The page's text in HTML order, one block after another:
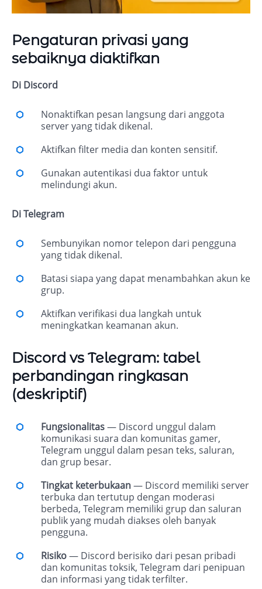
Pengaturan privasi yang
sebaiknya diaktifkan
Di Discord
Nonaktifkan pesan langsung dari anggota
server yang tidak dikenal.
Aktifkan filter media dan konten sensitif.
Gunakan autentikasi dua faktor untuk
melindungi akun.
Di Telegram
Sembunyikan nomor telepon dari pengguna
yang tidak dikenal.
Batasi siapa yang dapat menambahkan akun ke
grup.
Aktifkan verifikasi dua langkah untuk
meningkatkan keamanan akun.
Discord vs Telegram: tabel
perbandingan ringkasan
(deskriptif)
Fungsionalitas— Discord unggul dalam
komunikasi suara dan komunitas gamer,
Telegram unggul dalam pesan teks, saluran,
dan grup besar.
Tingkat keterbukaan— Discord memiliki server
terbuka dan tertutup dengan moderasi
berbeda, Telegram memiliki grup dan saluran
publik yang mudah diakses oleh banyak
pengguna.
Risiko— Discord berisiko dari pesan pribadi
dan komunitas toksik, Telegram dari penipuan
dan informasi yang tidak terfilter.